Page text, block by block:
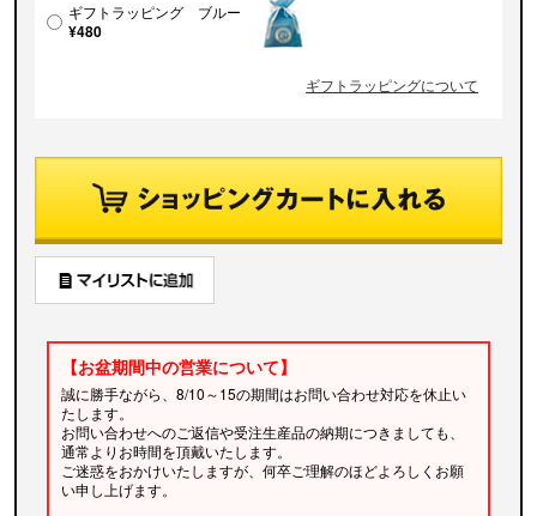
ギフトラッピング ブルー
¥480
ギフトラッピングについて
【お盆期間中の営業について】
誠に勝手ながら、8/10～15の期間はお問い合わせ対応を休止い
たします。
お問い合わせへのご返信や受注生産品の納期につきましても、
通常よりお時間を頂戴いたします。
ご迷惑をおかけいたしますが、何卒ご理解のほどよろしくお願
い申し上げます。